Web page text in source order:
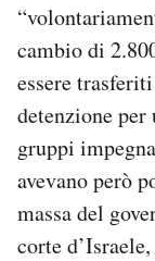
cambio di
essere
detenzione
gruppi
avevano però
massa del
corte